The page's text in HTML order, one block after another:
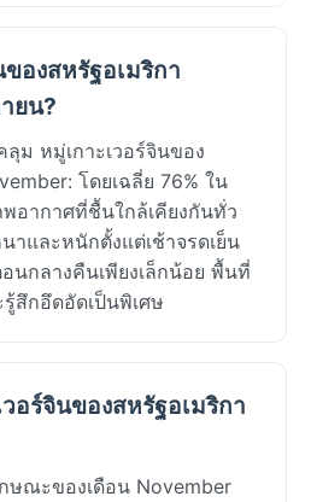
ของสหรัฐอเมริกา
ยน?
ม หมู่เกาะเวอร์จินของ
โดยเฉลี่ย 76% ใน
อากาศที่ชื้นใกล้เคียงกันทั่ว
าและหนักตั้งแต่เช้าจรดเย็น
นกลางคืนเพียงเล็กน้อย พื้นที่
สึกอึดอัดเป็นพิเศษ
อร์จินของสหรัฐอเมริกา
ษณะของเดือน November